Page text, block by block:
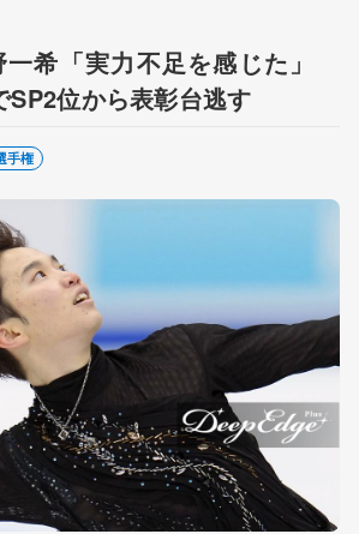
一希「実力不足を感じた」
SP2位から表彰台逃す
手権